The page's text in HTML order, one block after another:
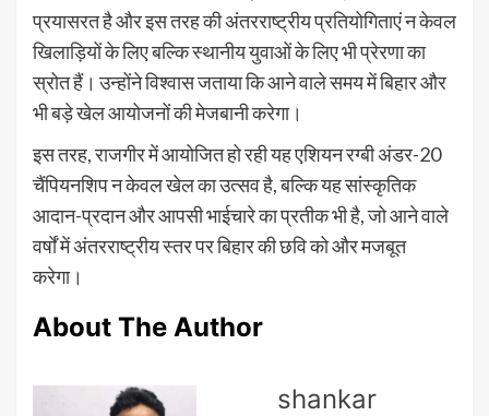
प्रयासरत है और इस तरह की अंतरराष्ट्रीय प्रतियोगिताएं न केवल
खिलाड़ियों के लिए बल्कि स्थानीय युवाओं के लिए भी प्रेरणा का
स्रोत हैं। उन्होंने विश्वास जताया कि आने वाले समय में बिहार और
भी बड़े खेल आयोजनों की मेजबानी करेगा।
इस तरह, राजगीर में आयोजित हो रही यह एशियन रग्बी अंडर-20
चैंपियनशिप न केवल खेल का उत्सव है, बल्कि यह सांस्कृतिक
आदान-प्रदान और आपसी भाईचारे का प्रतीक भी है, जो आने वाले
वर्षों में अंतरराष्ट्रीय स्तर पर बिहार की छवि को और मजबूत
करेगा।
About The Author
shankar